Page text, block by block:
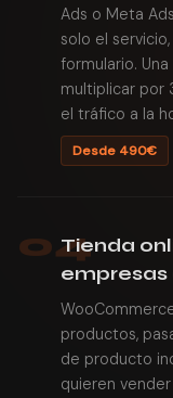
Ads o Meta
solo el
formulario.
multiplicar por
el tráfico a la
Desde 490€
04Tienda
empresas
productos,
de producto
quieren